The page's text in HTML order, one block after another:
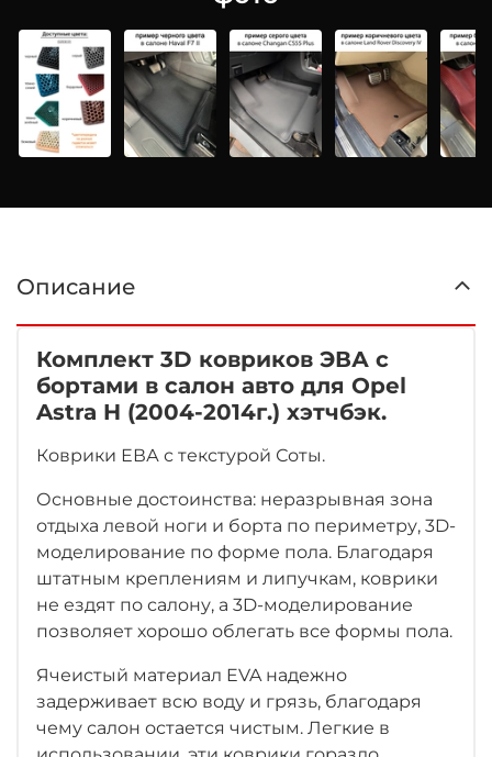
Описание
Комплект 3D ковриков ЭВА с
бортами в салон авто для Opel
Astra H (2004-2014г.) хэтчбэк.
Коврики ЕВА с текстурой Соты.
Основные достоинства: неразрывная зона
отдыха левой ноги и борта по периметру, 3D-
моделирование по форме пола. Благодаря
штатным креплениям и липучкам, коврики
не ездят по салону, а 3D-моделирование
позволяет хорошо облегать все формы пола.
Ячеистый материал EVA надежно
задерживает всю воду и грязь, благодаря
чему салон остается чистым. Легкие в